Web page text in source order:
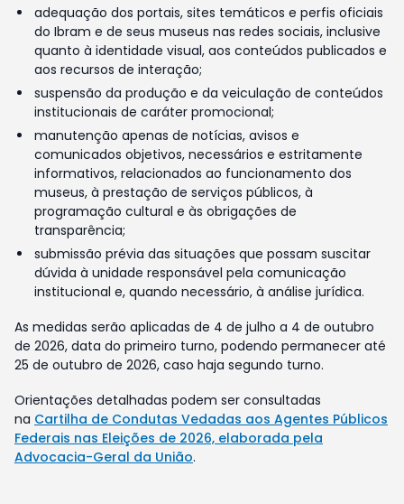
adequação dos portais, sites temáticos e perfis oficiais
do Ibram e de seus museus nas redes sociais, inclusive
quanto à identidade visual, aos conteúdos publicados e
aos recursos de interação;
suspensão da produção e da veiculação de conteúdos
institucionais de caráter promocional;
manutenção apenas de notícias, avisos e
comunicados objetivos, necessários e estritamente
informativos, relacionados ao funcionamento dos
museus, à prestação de serviços públicos, à
programação cultural e às obrigações de
transparência;
submissão prévia das situações que possam suscitar
dúvida à unidade responsável pela comunicação
institucional e, quando necessário, à análise jurídica.
As medidas serão aplicadas de 4 de julho a 4 de outubro
de 2026, data do primeiro turno, podendo permanecer até
25 de outubro de 2026, caso haja segundo turno.
Orientações detalhadas podem ser consultadas
na Cartilha de Condutas Vedadas aos Agentes Públicos
Federais nas Eleições de 2026, elaborada pela
Advocacia-Geral da União.